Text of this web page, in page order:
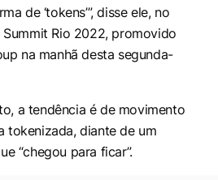
de ‘tokens’”, disse ele, no
Summit Rio 2022, promovido
na manhã desta segunda-
a tendência é de movimento
tokenizada, diante de um
“chegou para ficar”.